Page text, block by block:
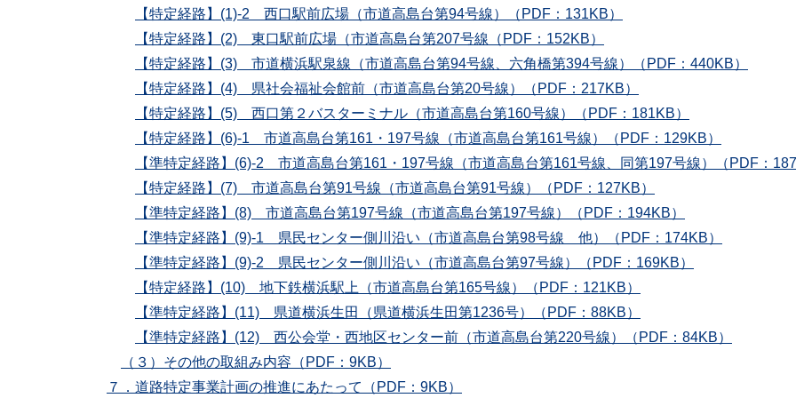
【特定経路】(1)-2 西口駅前広場（市道高島台第94号線）（PDF：131KB）
【特定経路】(2) 東口駅前広場（市道高島台第207号線（PDF：152KB）
【特定経路】(3) 市道横浜駅泉線（市道高島台第94号線、六角橋第394号線）（PDF：440KB）
【特定経路】(4) 県社会福祉会館前（市道高島台第20号線）（PDF：217KB）
【特定経路】(5) 西口第２バスターミナル（市道高島台第160号線）（PDF：181KB）
【特定経路】(6)-1 市道高島台第161・197号線（市道高島台第161号線）（PDF：129KB）
【準特定経路】(6)-2 市道高島台第161・197号線（市道高島台第161号線、同第197号線）（PDF：
【特定経路】(7) 市道高島台第91号線（市道高島台第91号線）（PDF：127KB）
【準特定経路】(8) 市道高島台第197号線（市道高島台第197号線）（PDF：194KB）
【準特定経路】(9)-1 県民センター側川沿い（市道高島台第98号線 他）（PDF：174KB）
【準特定経路】(9)-2 県民センター側川沿い（市道高島台第97号線）（PDF：169KB）
【特定経路】(10) 地下鉄横浜駅上（市道高島台第165号線）（PDF：121KB）
【準特定経路】(11) 県道横浜生田（県道横浜生田第1236号）（PDF：88KB）
【準特定経路】(12) 西公会堂・西地区センター前（市道高島台第220号線）（PDF：84KB）
（３）その他の取組み内容（PDF：9KB）
７．道路特定事業計画の推進にあたって（PDF：9KB）